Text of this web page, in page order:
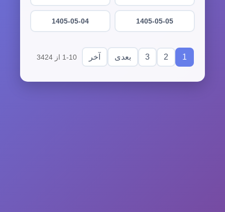
1405-05-05
1405-05-04
1
2
3 بعدی آخر 1-10 از 3424